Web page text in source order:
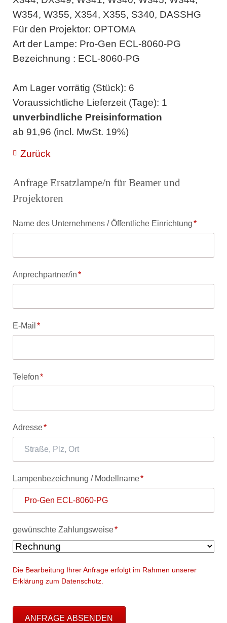
W354, W355, X354, X355, S340, DASSHG
Für den Projektor: OPTOMA
Art der Lampe: Pro-Gen ECL-8060-PG
Bezeichnung : ECL-8060-PG
Am Lager vorrätig (Stück): 6
Voraussichtliche Lieferzeit (Tage): 1
unverbindliche Preisinformation
ab 91,96 (incl. MwSt. 19%)
Zurück
Anfrage Ersatzlampe/n für Beamer und
Projektoren
Pflichtfeld
Name des Unternehmens / Öffentliche Einrichtung*
Pflichtfeld
Anprechpartner/in*
Pflichtfeld
E-Mail*
Pflichtfeld
Telefon*
Pflichtfeld
Adresse*
Pflichtfeld
Lampenbezeichnung / Modellname*
Pflichtfeld
gewünschte Zahlungsweise*
Die Bearbeitung Ihrer Anfrage erfolgt im Rahmen unserer
Erklärung zum Datenschutz.
ANFRAGE ABSENDEN